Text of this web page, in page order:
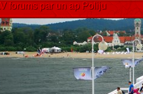
forums par un ap Poliju